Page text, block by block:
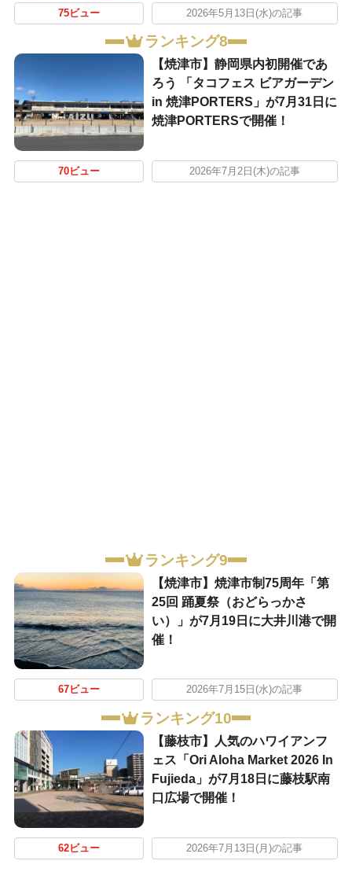
75ビュー 2026年5月13日(水)の記事
ランキング8
【焼津市】静岡県内初開催であ
ろう 「タコフェス ビアガーデン
in 焼津PORTERS」が7月31日に
焼津PORTERSで開催！
70ビュー 2026年7月2日(木)の記事
ランキング9
【焼津市】焼津市制75周年「第
25回 踊夏祭（おどらっかさ
い）」が7月19日に大井川港で開
催！
67ビュー 2026年7月15日(水)の記事
ランキング10
【藤枝市】人気のハワイアンフ
ェス「Ori Aloha Market 2026 In
Fujieda」が7月18日に藤枝駅南
口広場で開催！
62ビュー 2026年7月13日(月)の記事